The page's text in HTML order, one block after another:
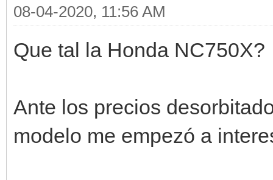
08-04-2020, 11:56 AM
Que tal la Honda NC750X?
Ante los precios
modelo me empezó a